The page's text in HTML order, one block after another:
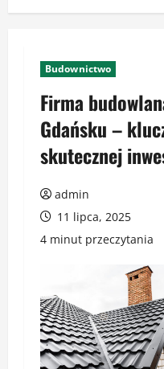
Budownictwo
Firma
Gdańsku –
skutecznej
admin
11 lipca, 2025
4 minut przeczytania